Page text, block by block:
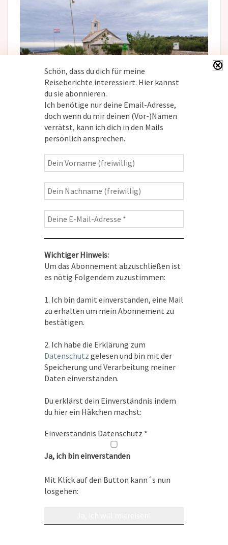
Abonnieren geht hier : https://spirit-on-
earth.com/reiseblog/
teilen teilen
teilen merken
Schön, dass du dich für meine
Reiseberichte interessiert. Hier kannst
du sie abonnieren.
Ich benötige nur deine Email-Adresse,
doch wenn du mir deinen (Vor-)Namen
verrätst, kann ich dich in den Mails
persönlich ansprechen.
Wichtiger Hinweis:
Um das Abonnement abzuschließen ist
es nötig Folgendem zuzustimmen:
1. Ich bin damit einverstanden, eine Mail
zu erhalten um mein Abonnement zu
bestätigen.
2. Ich habe die Erklärung zum
Datenschutz gelesen und bin mit der
Speicherung und Verarbeitung meiner
Daten einverstanden.
Du erklärst dein Einverständnis indem
du hier ein Häkchen machst:
Einverständnis Datenschutz *
Ja, ich bin einverstanden
Mit Klick auf den Button kann´s nun
losgehen:
Kroatien Mai 2021
2 Replies to “Kroatien Tag 14”